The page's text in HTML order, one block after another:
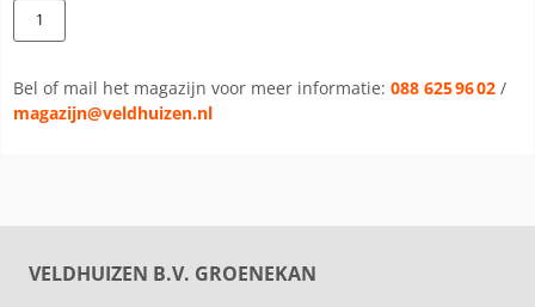
Bel of mail het magazijn voor meer informatie:088 625 96 02 /
magazijn@veldhuizen.nl
VELDHUIZEN B.V. GROENEKAN